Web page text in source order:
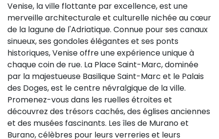
Venise, la ville flottante par excellence, est une
merveille architecturale et culturelle nichée au cœur
de la lagune de l'Adriatique. Connue pour ses canaux
sinueux, ses gondoles élégantes et ses ponts
historiques, Venise offre une expérience unique à
chaque coin de rue. La Place Saint-Marc, dominée
par la majestueuse Basilique Saint-Marc et le Palais
des Doges, est le centre névralgique de la ville.
Promenez-vous dans les ruelles étroites et
découvrez des trésors cachés, des églises anciennes
et des musées fascinants. Les îles de Murano et
Burano, célèbres pour leurs verreries et leurs